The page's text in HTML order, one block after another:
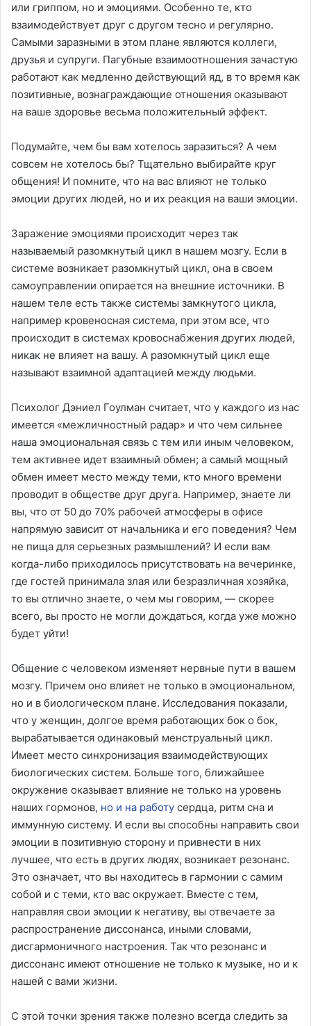
или гриппом, но и эмоциями. Особенно те, кто
взаимодействует друг с другом тесно и регулярно.
Самыми заразными в этом плане являются коллеги,
друзья и супруги. Пагубные взаимоотношения зачастую
работают как медленно действующий яд, в то время как
позитивные, вознаграждающие отношения оказывают
на ваше здоровье весьма положительный эффект.
Подумайте, чем бы вам хотелось заразиться? А чем
совсем не хотелось бы? Тщательно выбирайте круг
общения! И помните, что на вас влияют не только
эмоции других людей, но и их реакция на ваши эмоции.
Заражение эмоциями происходит через так
называемый разомкнутый цикл в нашем мозгу. Если в
системе возникает разомкнутый цикл, она в своем
самоуправлении опирается на внешние источники. В
нашем теле есть также системы замкнутого цикла,
например кровеносная система, при этом все, что
происходит в системах кровоснабжения других людей,
никак не влияет на вашу. А разомкнутый цикл еще
называют взаимной адаптацией между людьми.
Психолог Дэниел Гоулман считает, что у каждого из нас
имеется «межличностный радар» и что чем сильнее
наша эмоциональная связь с тем или иным человеком,
тем активнее идет взаимный обмен; а самый мощный
обмен имеет место между теми, кто много времени
проводит в обществе друг друга. Например, знаете ли
вы, что от 50 до 70% рабочей атмосферы в офисе
напрямую зависит от начальника и его поведения? Чем
не пища для серьезных размышлений? И если вам
когда-либо приходилось присутствовать на вечеринке,
где гостей принимала злая или безразличная хозяйка,
то вы отлично знаете, о чем мы говорим, — скорее
всего, вы просто не могли дождаться, когда уже можно
будет уйти!
Общение с человеком изменяет нервные пути в вашем
мозгу. Причем оно влияет не только в эмоциональном,
но и в биологическом плане. Исследования показали,
что у женщин, долгое время работающих бок о бок,
вырабатывается одинаковый менструальный цикл.
Имеет место синхронизация взаимодействующих
биологических систем. Больше того, ближайшее
окружение оказывает влияние не только на уровень
наших гормонов, но и на работу сердца, ритм сна и
иммунную систему. И если вы способны направить свои
эмоции в позитивную сторону и привнести в них
лучшее, что есть в других людях, возникает резонанс.
Это означает, что вы находитесь в гармонии с самим
собой и с теми, кто вас окружает. Вместе с тем,
направляя свои эмоции к негативу, вы отвечаете за
распространение диссонанса, иными словами,
дисгармоничного настроения. Так что резонанс и
диссонанс имеют отношение не только к музыке, но и к
нашей с вами жизни.
С этой точки зрения также полезно всегда следить за